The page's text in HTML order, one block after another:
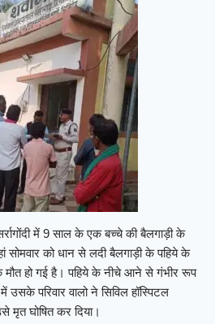
में 9 साल के एक बच्चे की बैलगाड़ी के
को धान से लदी बैलगाड़ी के पहिये के
मौत हो गई है। पहिये के नीचे आने से गंभीर रूप
परिवार वालो ने सिविल हॉस्पिटल
मृत घोषित कर दिया।